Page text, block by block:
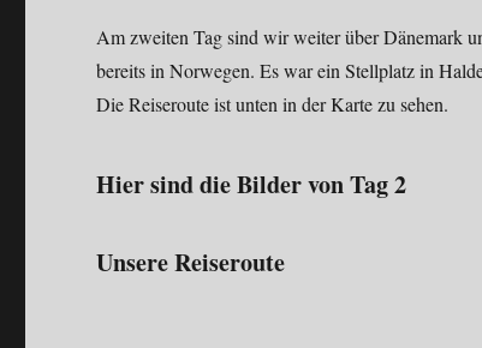
Am zweiten Tag sind wir weiter über Dänemark
bereits in Norwegen. Es war ein Stellplatz in
Die Reiseroute ist unten in der Karte zu sehen.
Hier sind die Bilder von Tag 2
Unsere Reiseroute